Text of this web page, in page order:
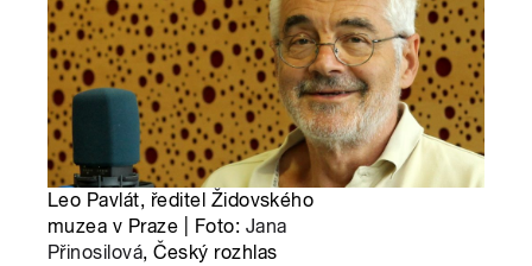
Leo Pavlát, ředitel Židovského
muzea v Praze | Foto: Jana
Přinosilová, Český rozhlas